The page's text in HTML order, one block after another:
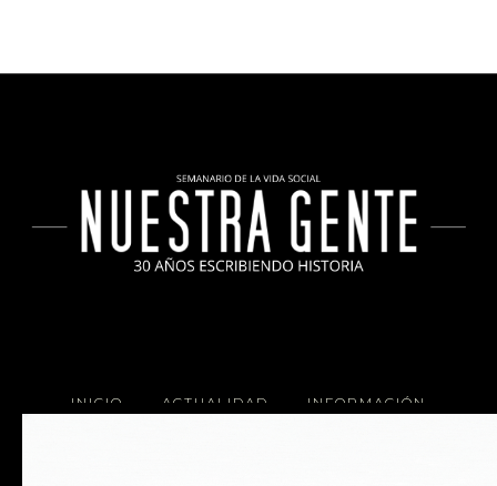
INICIO ACTUALIDAD INFORMACIÓN